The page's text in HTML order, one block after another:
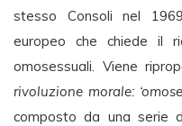
stesso Consoli nel
europeo che chiede il
omosessuali. Viene
rivoluzione morale:
composto da una serie